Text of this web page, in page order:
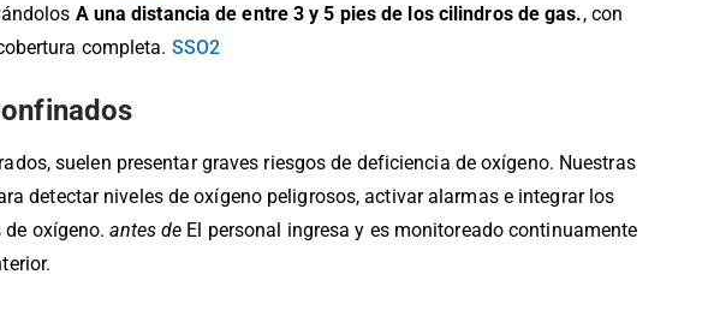
A una distancia de entre 3 y 5 pies de los cilindros de gas., con
completa. SSO2
suelen presentar graves riesgos de deficiencia de oxígeno. Nuestras
detectar niveles de oxígeno peligrosos, activar alarmas e integrar los
de oxígeno.antes de El personal ingresa y es monitoreado continuamente